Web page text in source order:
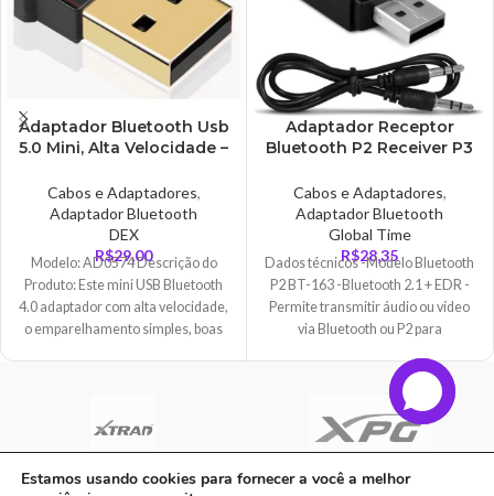
Adaptador Bluetooth Usb
5.0 Mini, Alta Velocidade –
Cabos e Adaptadores,
Adaptador Bluetooth
DEX
R$29,00
Modelo: AD0574 Descrição do
Produto: Este mini USB Bluetooth
4.0 adaptador com alta velocidade,
o emparelhamento simples, boas
Adaptador Receptor
Bluetooth P2 Receiver P3
Caixas – AD0246
Cabos e Adaptadores,
Adaptador Bluetooth
Global Time
R$28,35
Dados técnicos -Modelo Bluetooth
P2 BT-163 -Bluetooth 2.1 + EDR -
Permite transmitir áudio ou vídeo
via Bluetooth ou P2 para
Estamos usando cookies para fornecer a você a melhor